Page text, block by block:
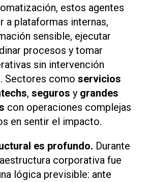
estos agentes
a plataformas internas,
sensible, ejecutar
procesos y tomar
sin intervención
Sectores como servicios
, seguros y grandes
con operaciones complejas
en sentir el impacto.
es profundo. Durante
corporativa fue
lógica previsible: ante